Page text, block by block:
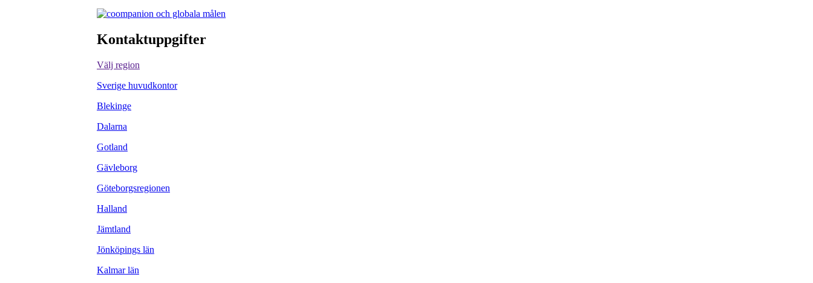
Kontaktuppgifter
Välj region
Sverige huvudkontor
Blekinge
Dalarna
Gotland
Gävleborg
Göteborgsregionen
Halland
Jämtland
Jönköpings län
Kalmar län